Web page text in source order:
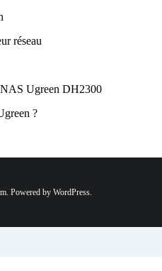
réseau
Ugreen DH2300
?
Powered by WordPress.